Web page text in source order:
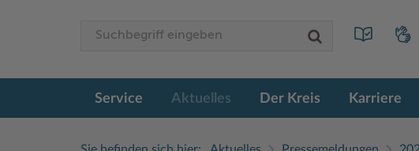
Service Aktuelles Der Kreis Karriere